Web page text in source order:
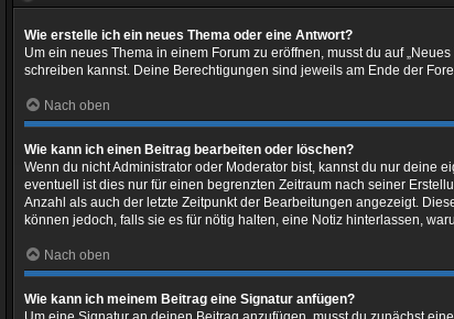
Wie erstelle ich ein neues Thema oder eine Antwort?
Um ein neues Thema in einem Forum zu eröffnen, musst du auf
schreiben kannst. Deine Berechtigungen sind jeweils am Ende der
Nach oben
Wie kann ich einen Beitrag bearbeiten oder löschen?
Wenn du nicht Administrator oder Moderator bist, kannst du nur deine
eventuell ist dies nur für einen begrenzten Zeitraum nach seiner
Anzahl als auch der letzte Zeitpunkt der Bearbeitungen angezeigt.
können jedoch, falls sie es für nötig halten, eine Notiz hinterlassen,
Nach oben
Wie kann ich meinem Beitrag eine Signatur anfügen?